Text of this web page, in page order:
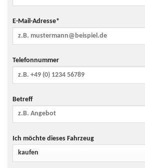
Mögliche CO₂-Kosten über
die nächsten 10 Jahre (15.000
km/Jahr)
Kraftfahrzeugsteuer
Anzahl Türen 4/5
Getriebe
E-Mail-Adresse*
Telefonnummer
Betreff
Ich möchte dieses Fahrzeug